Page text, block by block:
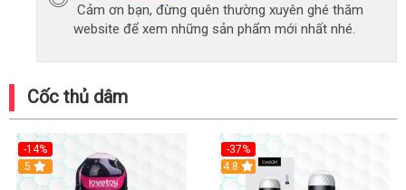
Cảm ơn bạn, đừng quên thường xuyên ghé thăm
website để xem những sản phẩm mới nhất nhé.
Cốc thủ dâm
-14%
Hot
5
-37%
4.8